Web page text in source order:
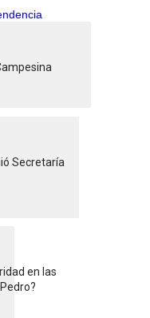
Secretaría
en las